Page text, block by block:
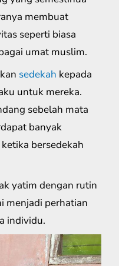
membuat
seperti biasa
umat muslim.
sedekah kepada
untuk mereka.
sebelah mata
banyak
bersedekah
yatim dengan rutin
menjadi perhatian
individu.